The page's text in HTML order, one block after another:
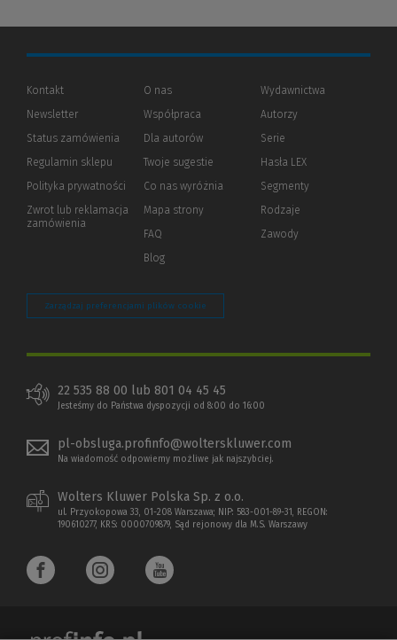
Kontakt
Newsletter
Status zamówienia
Regulamin sklepu
Polityka prywatności (Nowe
(Link
innej
Zwrot lub reklamacja
zamówienia
O nas
Współpraca
Dla autorów(Nowe
(Link
innej
strony)
Twoje sugestie
Co nas wyróżnia
Mapa strony
FAQ
Blog
Wydawnictwa
Autorzy
Serie
Hasła LEX
Segmenty
Rodzaje
Zawody
Zarządzaj preferencjami plików cookie
22 535 88 00 lub 801 04 45 45
Jesteśmy do Państwa dyspozycji od 8:00 do 16:00
pl-obsluga.profinfo@wolterskluwer.com
Na wiadomość odpowiemy możliwe jak najszybciej.
Wolters Kluwer Polska Sp. z o.o.
ul. Przyokopowa 33, 01-208 Warszawa; NIP: 583-001-89-31, REGON:
190610277, KRS: 0000709879, Sąd rejonowy dla M.S. Warszawy